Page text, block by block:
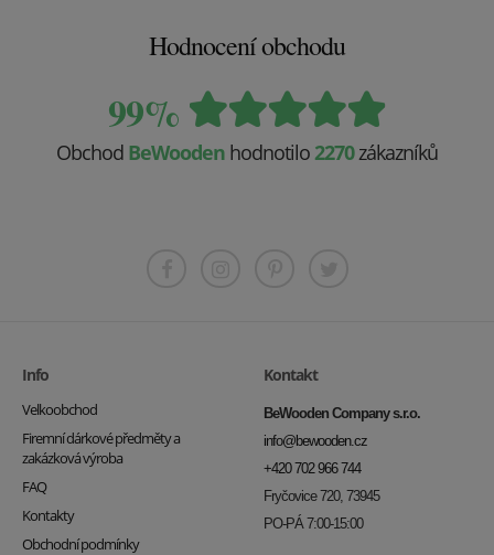
Hodnocení obchodu
99%
Obchod BeWooden hodnotilo 2270zákazníků
Info
Velkoobchod
Firemní dárkové předměty a
zakázková výroba
FAQ
Kontakty
Obchodní podmínky
Kontakt
BeWooden Company s.r.o.
info@bewooden.cz
+420 702 966 744
Fryčovice 720, 73945
PO-PÁ 7:00-15:00